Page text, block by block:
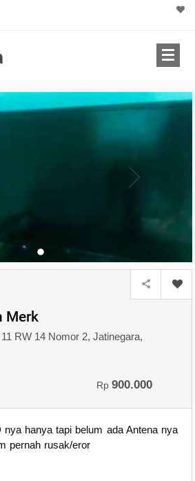
Merk
RW 14 Nomor 2, Jatinegara,
Rp900.000
hanya tapi belum ada Antena nya
pernah rusak/eror